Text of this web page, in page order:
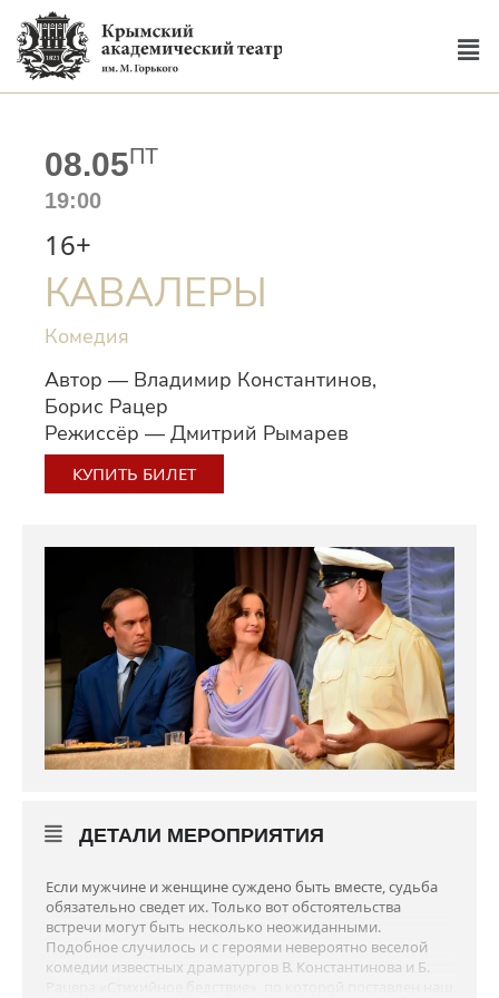
08.05ПТ
19:00
16+
КУПИТЬ БИЛЕТ
Автор — Владимир Константинов,
Борис Рацер
Режиссёр — Дмитрий Рымарев
КАВАЛЕРЫ
Комедия
ДЕТАЛИ МЕРОПРИЯТИЯ
Если мужчине и женщине суждено быть вместе, судьба
обязательно сведет их. Только вот обстоятельства
встречи могут быть несколько неожиданными.
Подобное случилось и с героями невероятно веселой
комедии известных драматургов В. Константинова и Б.